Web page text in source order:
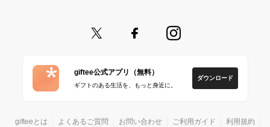
giftee公式アプリ（無料）
ギフトのある生活を、もっと身近に。
ダウンロード
gifteeとは よくあるご質問 お問い合わせ ご利用ガイド 利用規約